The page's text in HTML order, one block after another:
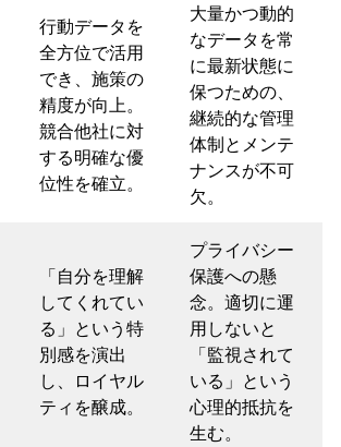
行動データを
全方位で活用
でき、施策の
精度が向上。
競合他社に対
する明確な優
位性を確立。
大量かつ動的
なデータを常
に最新状態に
保つための、
継続的な管理
体制とメンテ
ナンスが不可
欠。
「自分を理解
してくれてい
る」という特
別感を演出
し、ロイヤル
ティを醸成。
プライバシー
保護への懸
念。適切に運
用しないと
「監視されて
いる」という
心理的抵抗を
生む。